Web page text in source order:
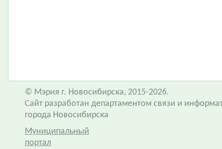
© Мэрия г. Новосибирска, 2015-2026.
Сайт разработан департаментом связи и
города Новосибирска
Муниципальный
портал